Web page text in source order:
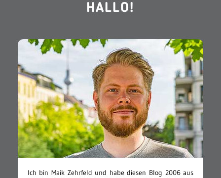
HALLO!
Ich bin Maik Zehrfeld und habe diesen Blog 2006 aus